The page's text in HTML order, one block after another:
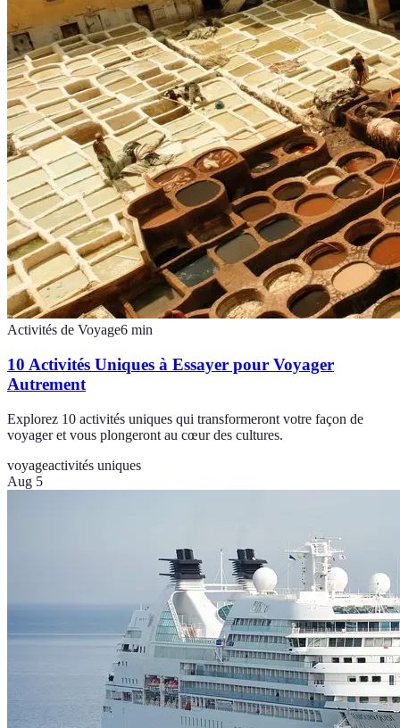
Activités de Voyage6 min
10 Activités Uniques à Essayer pour Voyager
Autrement
Explorez 10 activités uniques qui transformeront votre façon de
voyager et vous plongeront au cœur des cultures.
voyageactivités uniques
Aug 5